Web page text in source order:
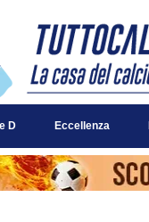
D Eccellenza